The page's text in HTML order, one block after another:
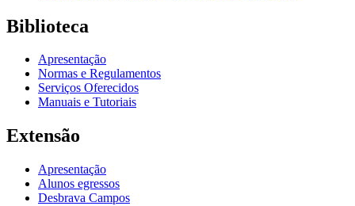
Biblioteca
Apresentação
Normas e Regulamentos
Serviços Oferecidos
Manuais e Tutoriais
Extensão
Apresentação
Alunos egressos
Desbrava Campos